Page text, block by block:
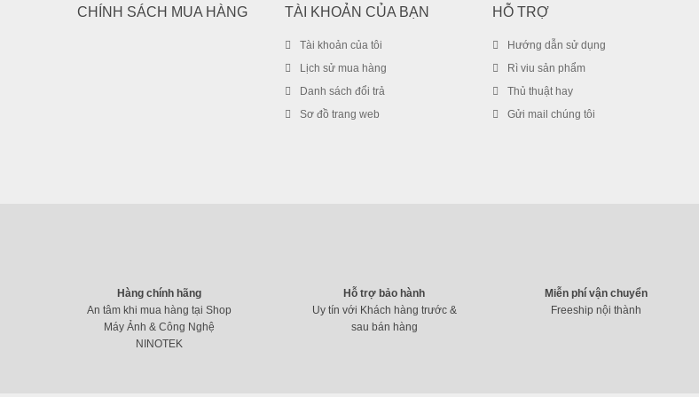
CHÍNH SÁCH MUA HÀNG TÀI KHOẢN CỦA BẠN
Tài khoản của tôi
Lịch sử mua hàng
Danh sách đổi trả
Sơ đồ trang web
HỖ TRỢ
Hướng dẫn sử dụng
Rì viu sản phẩm
Thủ thuật hay
Gửi mail chúng tôi
Hàng chính hãng
An tâm khi mua hàng tại Shop
Máy Ảnh & Công Nghệ
NINOTEK
Hỗ trợ bảo hành
Uy tín với Khách hàng trước &
sau bán hàng
Miễn phí vận chuyển
Freeship nội thành